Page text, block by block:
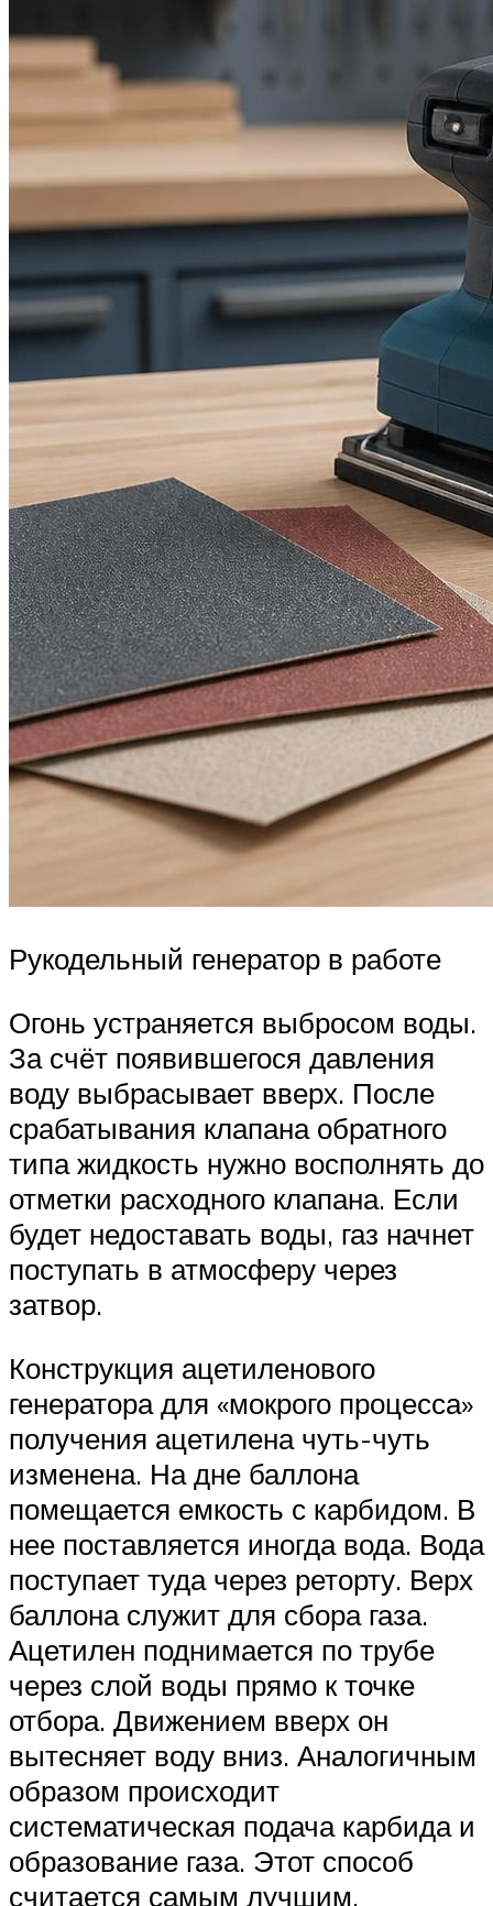
Рукодельный генератор в работе
Огонь устраняется выбросом воды.
За счёт появившегося давления
воду выбрасывает вверх. После
срабатывания клапана обратного
типа жидкость нужно восполнять до
отметки расходного клапана. Если
будет недоставать воды, газ начнет
поступать в атмосферу через
затвор.
Конструкция ацетиленового
генератора для «мокрого процесса»
получения ацетилена чуть-чуть
изменена. На дне баллона
помещается емкость с карбидом. В
нее поставляется иногда вода. Вода
поступает туда через реторту. Верх
баллона служит для сбора газа.
Ацетилен поднимается по трубе
через слой воды прямо к точке
отбора. Движением вверх он
вытесняет воду вниз. Аналогичным
образом происходит
систематическая подача карбида и
образование газа. Этот способ
считается самым лучшим.